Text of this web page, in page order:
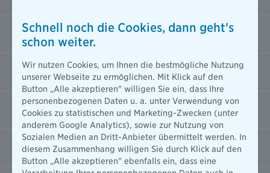
Glas
Tierhalterhaftpflicht
Haus- und Grundbesitzerhaftpflicht
Private Unfallversicherung
Schnell noch die Cookies, dann geht's
schon weiter.
Wir nutzen Cookies, um Ihnen die bestmögliche Nutzung
unserer Webseite zu ermöglichen. Mit Klick auf den
Button „Alle akzeptieren" willigen Sie ein, dass Ihre
personenbezogenen Daten u. a. unter Verwendung von
Cookies zu statistischen und Marketing-Zwecken (unter
anderem Google Analytics), sowie zur Nutzung von
Sozialen Medien an Dritt-Anbieter übermittelt werden. In
diesem Zusammenhang willigen Sie durch Klick auf den
Button „Alle akzeptieren" ebenfalls ein, dass eine